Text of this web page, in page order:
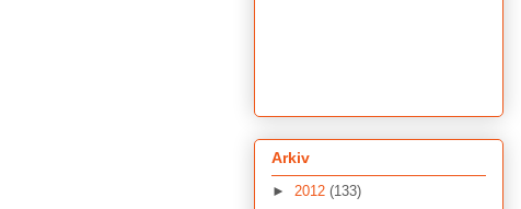
Arkiv
► 2012 (133)